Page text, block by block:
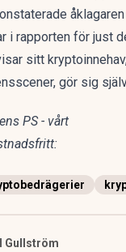
i rapporten för just
sitt
gör sig
PS - vårt
Gullström